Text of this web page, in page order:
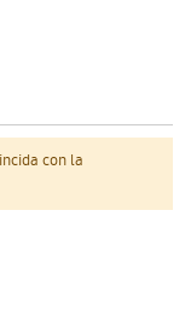
con la